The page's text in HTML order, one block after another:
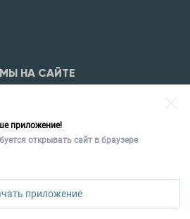
НА САЙТЕ
приложение!
открывать сайт в браузере
приложение